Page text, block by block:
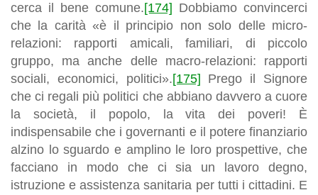
cerca il bene comune.[174] Dobbiamo convincerci
che la carità «è il principio non solo delle micro-
relazioni: rapporti amicali, familiari, di piccolo
gruppo, ma anche delle macro-relazioni: rapporti
sociali, economici, politici».[175] Prego il Signore
che ci regali più politici che abbiano davvero a cuore
la società, il popolo, la vita dei poveri! È
indispensabile che i governanti e il potere finanziario
alzino lo sguardo e amplino le loro prospettive, che
facciano in modo che ci sia un lavoro degno,
istruzione e assistenza sanitaria per tutti i cittadini. E